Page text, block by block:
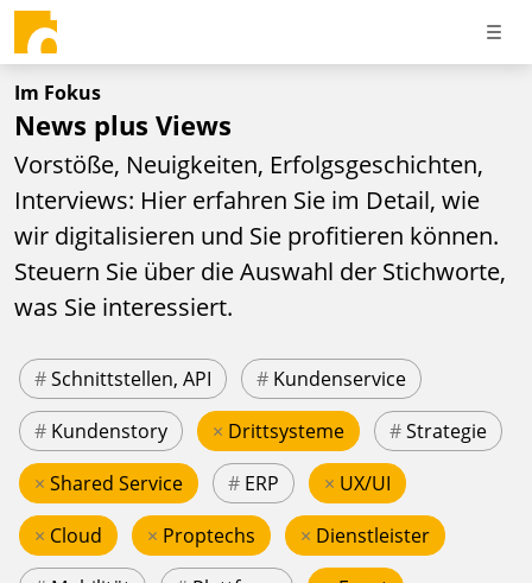
Im Fokus
News plus Views
Vorstöße, Neuigkeiten, Erfolgsgeschichten,
Interviews: Hier erfahren Sie im Detail, wie
wir digitalisieren und Sie profitieren können.
Steuern Sie über die Auswahl der Stichworte,
was Sie interessiert.
#Schnittstellen, API # Kundenservice
# Kundenstory × Drittsysteme #Strategie
× Shared Service # ERP × UX/UI
× Cloud × Proptechs × Dienstleister